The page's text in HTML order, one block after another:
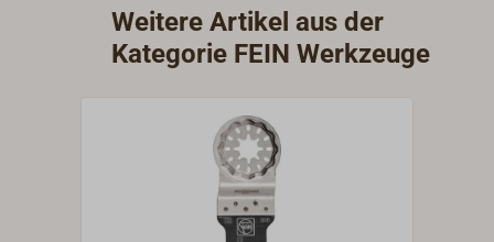
Weitere Artikel aus der
Kategorie FEIN Werkzeuge